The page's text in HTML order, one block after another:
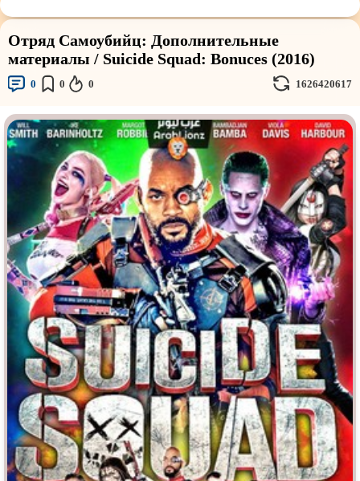
Sci-Fi (Научнаяфантастика) Trash (трэш) movies
Авангард иСюрреализм Ангелы и Демоны
Аниме
Индийское кино Киберпанк
Коллекция Комикс
Маги и Волшебники Наркотики
Новогодние Основанное нареальных
событиях
Параллельные миры
ПереводГоблина
ПереводКубик в Кубе ПереводКураж-Бамбей
Пеплум Подростковаяжестокость
Постапокалипсис Призраки
Про акул Про апокалипсис
Про богатых Про богов
Про вампиров Про ведьм
Про викингов Про выживание
Про гангстеров Про гонки
Отряд Самоубийц: Дополнительные
материалы / Suicide Squad: Bonuces (2016)
0 0 0 1626420617